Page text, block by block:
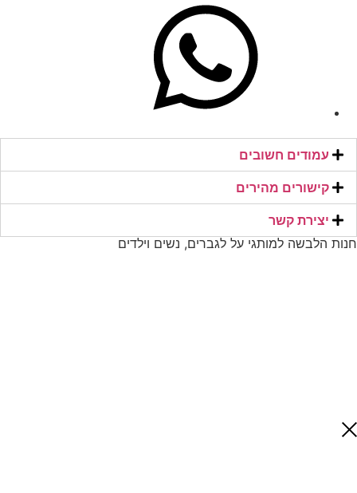
עמודים חשובים
קישורים מהירים​
יצירת קשר​
חנות הלבשה למותגי על לגברים, נשים וילדים